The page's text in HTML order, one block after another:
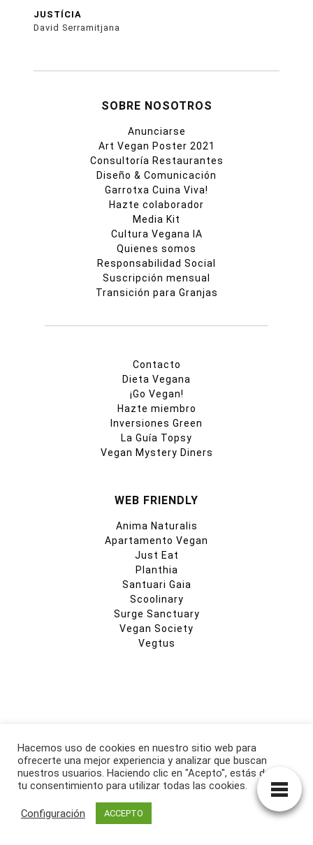
JUSTÍCIA
David Serramitjana
SOBRE NOSOTROS
Anunciarse
Art Vegan Poster 2021
Consultoría Restaurantes
Diseño & Comunicación
Garrotxa Cuina Viva!
Hazte colaborador
Media Kit
Cultura Vegana IA
Quienes somos
Responsabilidad Social
Suscripción mensual
Transición para Granjas
Contacto
Dieta Vegana
¡Go Vegan!
Hazte miembro
Inversiones Green
La Guía Topsy
Vegan Mystery Diners
WEB FRIENDLY
Anima Naturalis
Apartamento Vegan
Just Eat
Planthia
Santuari Gaia
Scoolinary
Surge Sanctuary
Vegan Society
Vegtus
Activismo
Alimentación
Arte
Derechos Animales
Documentales
Hacemos uso de cookies en nuestro sitio web para
ofrecerte una mejor experiencia y analizar que buscan
nuestros usuarios. Haciendo clic en "Acepto", estás dando
tu consentimiento para utilizar todas las cookies.
Configuración ACCEPTO